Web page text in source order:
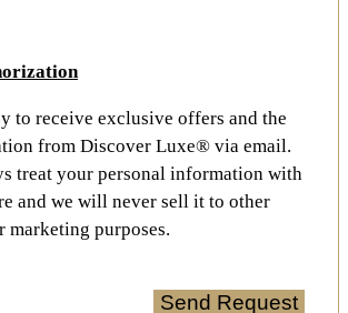
to receive exclusive offers and the
from Discover Luxe® via email.
treat your personal information with
and we will never sell it to other
marketing purposes.